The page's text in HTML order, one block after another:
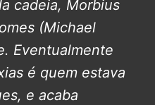
cadeia, Morbius
(Michael
Eventualmente
é quem estava
e acaba